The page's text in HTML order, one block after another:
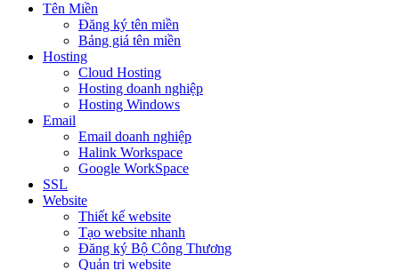
Tên Miền
Đăng ký tên miền
Bảng giá tên miền
Hosting
Cloud Hosting
Hosting doanh nghiệp
Hosting Windows
Email
Email doanh nghiệp
Halink Workspace
Google WorkSpace
SSL
Website
Thiết kế website
Tạo website nhanh
Đăng ký Bộ Công Thương
Quản trị website